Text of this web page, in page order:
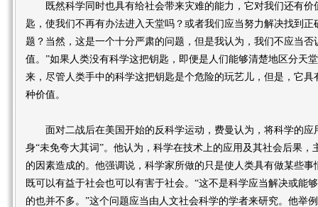
既然科学同时也具有给社会带来灾难的能力，它对我们还有价
匙，使我们不再有办法进入天堂吗？或者我们应当努力解决找到
题？当然，这是一个十分严肃的问题，但是我认为，我们不应当
值。”如果人类没有科学这把钥匙，即便是人们能够清楚地区分天
来，尽管人类手中的科学这把钥匙是个危险的玩艺儿，但是，它
种价值。
面对二战后在美国开始的反科学运动，费曼认为，将科学的应
身“未免夸大其词”。他认为，科学在技术上的应用及其社会后果
的因素造成的。他强调说，科学家所做的只是使人类具有做某些
既可以有益于社会也可以有害于社会。“这不是科学应当解决或能
的也并不多。”这个问题应当由人文社会科学的学者来研究。他举